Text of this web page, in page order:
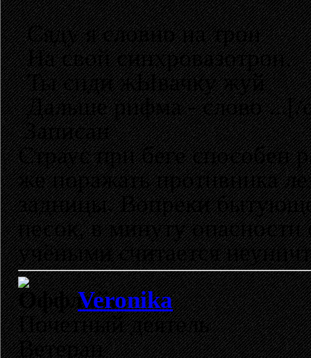
Сяду я словно на трон
На свой синхровазотрон,
Ты сиди жЫвачку жуй
Дальше рифма - слово
Записан
Страус при беге способен
же поражать противника
задницы. Вопреки
песок, в минуту опасности
учёными считается
Veronika
Почетный деятель
Ветеран